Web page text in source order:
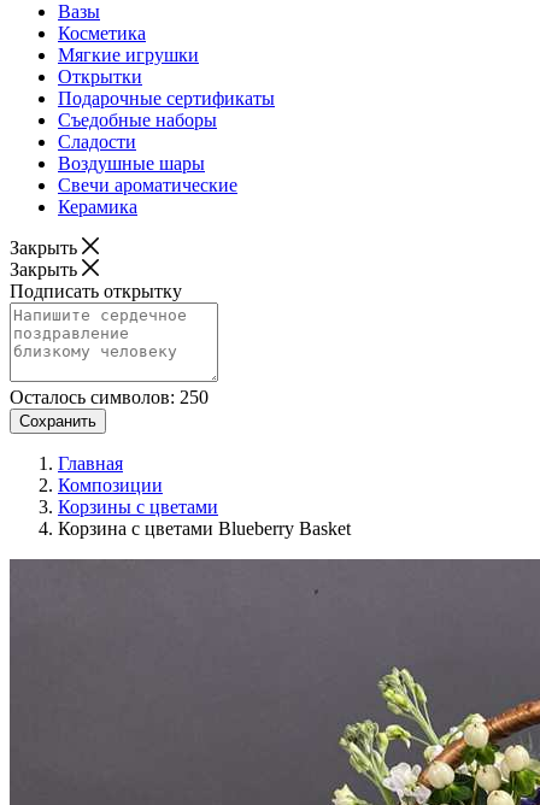
Вазы
Косметика
Мягкие игрушки
Открытки
Подарочные сертификаты
Съедобные наборы
Сладости
Воздушные шары
Свечи ароматические
Керамика
Закрыть
Закрыть
Подписать открытку
Осталось символов: 250
Сохранить
Главная
Композиции
Корзины с цветами
Корзина с цветами Blueberry Basket